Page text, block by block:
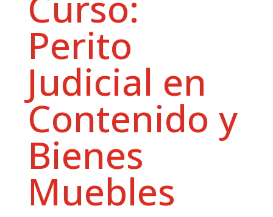
Perito
Judicial en
Contenido y
Bienes
Muebles